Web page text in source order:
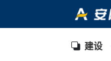
建设